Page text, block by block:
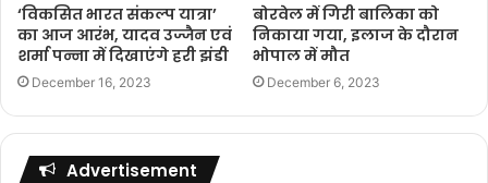
‘विकसित भारत संकल्प यात्रा’
का आज आरंभ, यादव उज्जैन एवं
शर्मा पन्ना में दिखाएंगे हरी झंडी
December 16, 2023
बोरवेल में गिरी बालिका काे
निकाया गया, इलाज के दौरान
भोपाल में मौत
December 6, 2023
Advertisement